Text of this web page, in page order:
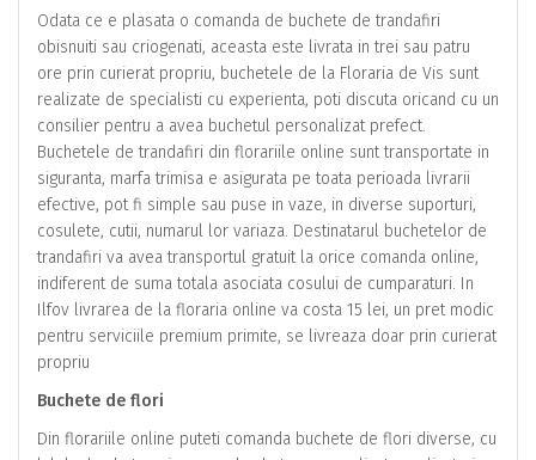
Odata ce e plasata o comanda de buchete de trandafiri
obisnuiti sau criogenati, aceasta este livrata in trei sau patru
ore prin curierat propriu, buchetele de la Floraria de Vis sunt
realizate de specialisti cu experienta, poti discuta oricand cu un
consilier pentru a avea buchetul personalizat prefect.
Buchetele de trandafiri din florariile online sunt transportate in
siguranta, marfa trimisa e asigurata pe toata perioada livrarii
efective, pot fi simple sau puse in vaze, in diverse suporturi,
cosulete, cutii, numarul lor variaza. Destinatarul buchetelor de
trandafiri va avea transportul gratuit la orice comanda online,
indiferent de suma totala asociata cosului de cumparaturi. In
Ilfov livrarea de la floraria online va costa 15 lei, un pret modic
pentru serviciile premium primite, se livreaza doar prin curierat
propriu
Buchete de flori
Din florariile online puteti comanda buchete de flori diverse, cu